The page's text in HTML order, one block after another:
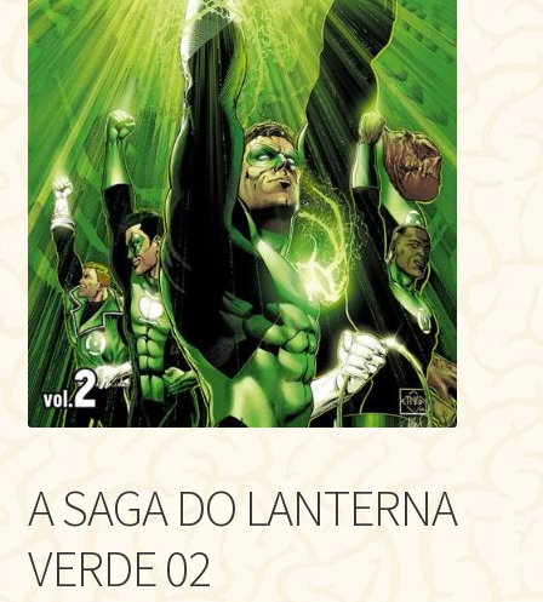
A SAGA DO LANTERNA
VERDE 02